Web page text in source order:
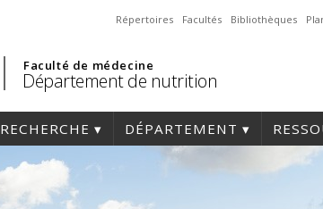
Répertoires Facultés Bibliothèques
Faculté de médecine
Département de nutrition
RECHERCHE DÉPARTEMENT